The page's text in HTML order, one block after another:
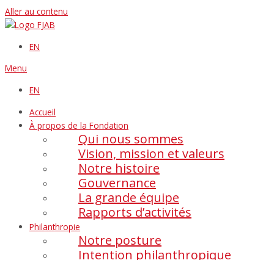
Aller au contenu
EN
Menu
EN
Accueil
À propos de la Fondation
Qui nous sommes
Vision, mission et valeurs
Notre histoire
Gouvernance
La grande équipe
Rapports d’activités
Philanthropie
Notre posture
Intention philanthropique